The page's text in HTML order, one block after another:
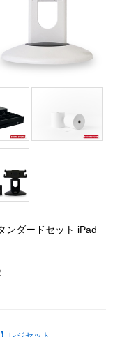
ンダードセット iPad